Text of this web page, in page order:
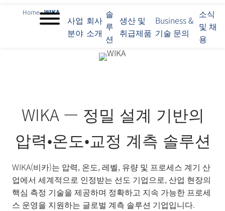
사업
분야
회사
소개
솔
루
션
생산 및
취급제품
Business &
기술 문의
소식
및 채
용
산
및
취
급
Home-WIKA
WIKA — 정밀 설계 기반의
압력•온도•교정 계측 솔루션
WIKA(비카)는 압력, 온도, 레벨, 유량 및 프로세스 계기 산
업에서 세계적으로 인정받는 선도 기업으로, 산업 현장의
핵심 측정 기술을 제공하며 정확하고 지속 가능한 프로세
스 운영을 지원하는 글로벌 계측 솔루션 기업입니다.